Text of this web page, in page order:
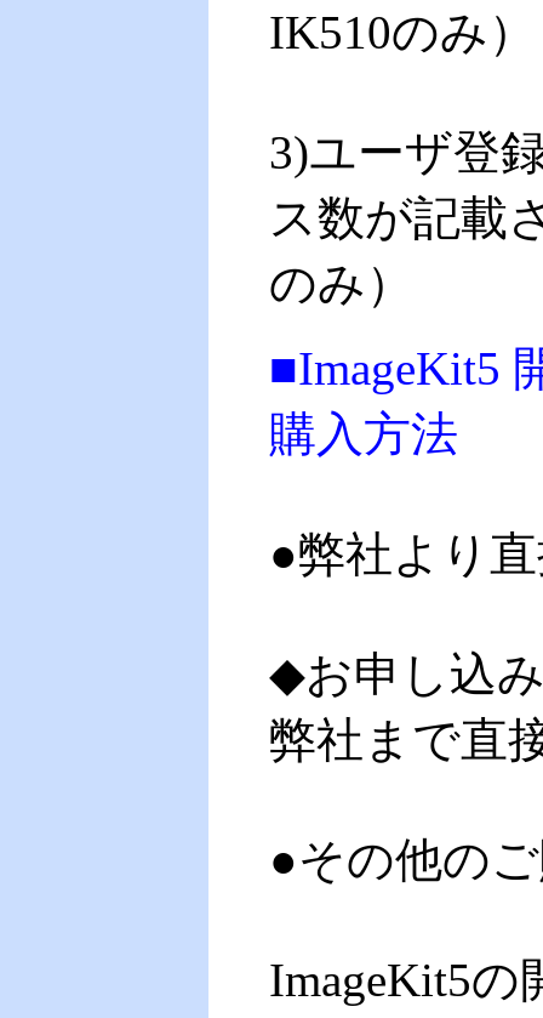
IK510のみ）
3)ユーザ登
ス数が記載
のみ）
■ImageKit5
購入方法
●弊社より
◆お申し込
弊社まで直
●その他の
ImageKit5